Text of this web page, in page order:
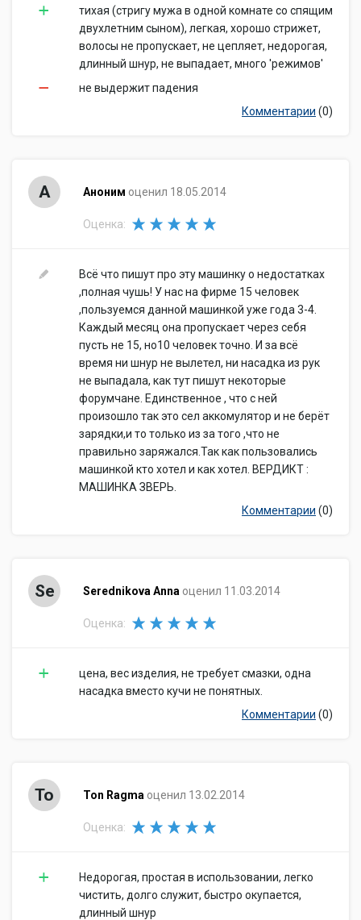
тихая (стригу мужа в одной комнате со спящим
двухлетним сыном), легкая, хорошо стрижет,
волосы не пропускает, не цепляет, недорогая,
длинный шнур, не выпадает, много 'режимов'
не выдержит падения
Комментарии (0)
А Аноним оценил 18.05.2014
Оценка:
Всё что пишут про эту машинку о недостатках
,полная чушь! У нас на фирме 15 человек
,пользуемся данной машинкой уже года 3-4.
Каждый месяц она пропускает через себя
пусть не 15, но10 человек точно. И за всё
время ни шнур не вылетел, ни насадка из рук
не выпадала, как тут пишут некоторые
форумчане. Единственное , что с ней
произошло так это сел аккомулятор и не берёт
зарядки,и то только из за того ,что не
правильно заряжался.Так как пользовались
машинкой кто хотел и как хотел. ВЕРДИКТ :
МАШИНКА ЗВЕРЬ.
Комментарии (0)
Se Serednikova Anna оценил 11.03.2014
Оценка:
цена, вес изделия, не требует смазки, одна
насадка вместо кучи не понятных.
Комментарии (0)
To Ton Ragma оценил 13.02.2014
Оценка:
Недорогая, простая в использовании, легко
чистить, долго служит, быстро окупается,
длинный шнур